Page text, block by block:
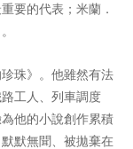
要的代表；米蘭．
珠》。他雖然有法
工人、列車調度
他的小說創作累積
默無聞、被拋棄在